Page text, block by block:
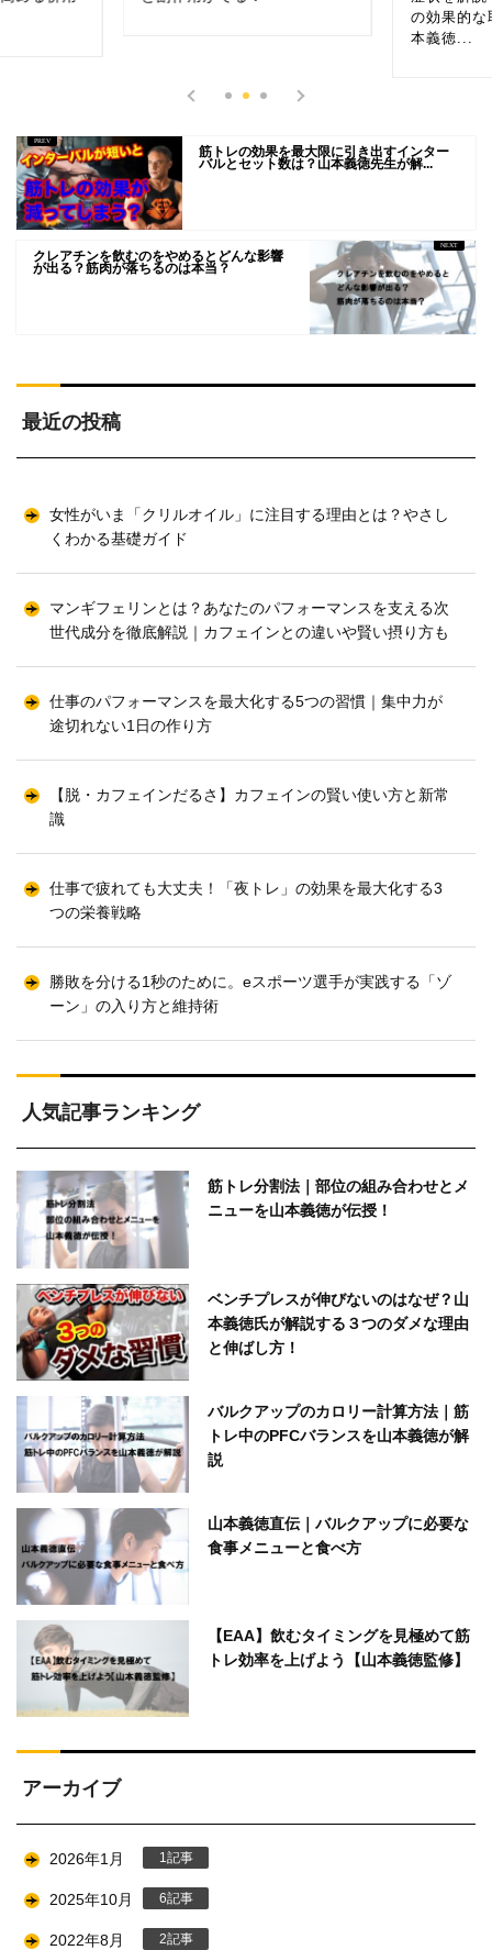
の効果的な
本義徳...
筋トレの効果を最大限に引き出すインター
バルとセット数は？山本義徳先生が解...
クレアチンを飲むのをやめるとどんな影響
が出る？筋肉が落ちるのは本当？
最近の投稿
女性がいま「クリルオイル」に注目する理由とは？やさし
くわかる基礎ガイド
マンギフェリンとは？あなたのパフォーマンスを支える次
世代成分を徹底解説｜カフェインとの違いや賢い摂り方も
仕事のパフォーマンスを最大化する5つの習慣｜集中力が
途切れない1日の作り方
【脱・カフェインだるさ】カフェインの賢い使い方と新常
識
仕事で疲れても大丈夫！「夜トレ」の効果を最大化する3
つの栄養戦略
勝敗を分ける1秒のために。eスポーツ選手が実践する「ゾ
ーン」の入り方と維持術
人気記事ランキング
筋トレ分割法｜部位の組み合わせとメ
ニューを山本義徳が伝授！
ベンチプレスが伸びないのはなぜ？山
本義徳氏が解説する３つのダメな理由
と伸ばし方！
バルクアップのカロリー計算方法｜筋
トレ中のPFCバランスを山本義徳が解
説
山本義徳直伝｜バルクアップに必要な
食事メニューと食べ方
【EAA】飲むタイミングを見極めて筋
トレ効率を上げよう【山本義徳監修】
アーカイブ
2026年1月 1
2025年10月 6
2022年8月 2